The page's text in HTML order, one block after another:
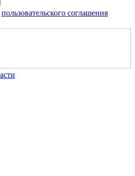
пользовательского соглашения